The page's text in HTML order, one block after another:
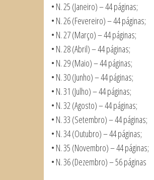
• N. 25 (Janeiro) – 44 páginas;
• N. 26 (Fevereiro) – 44 páginas;
• N. 27 (Março) – 44 páginas;
• N. 28 (Abril) – 44 páginas;
• N. 29 (Maio) – 44 páginas;
• N. 30 (Junho) – 44 páginas;
• N. 31 (Julho) – 44 páginas;
• N. 32 (Agosto) – 44 páginas;
• N. 33 (Setembro) – 44 páginas;
• N. 34 (Outubro) – 44 páginas;
• N. 35 (Novembro) – 44 páginas;
• N. 36 (Dezembro) – 56 páginas